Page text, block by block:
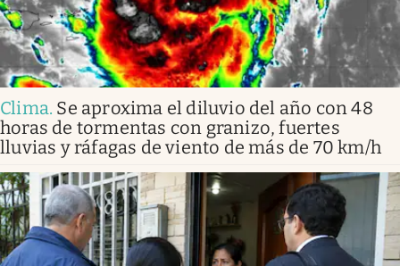
Clima. Se aproxima el diluvio del año con 48
horas de tormentas con granizo, fuertes
lluvias y ráfagas de viento de más de 70 km/h